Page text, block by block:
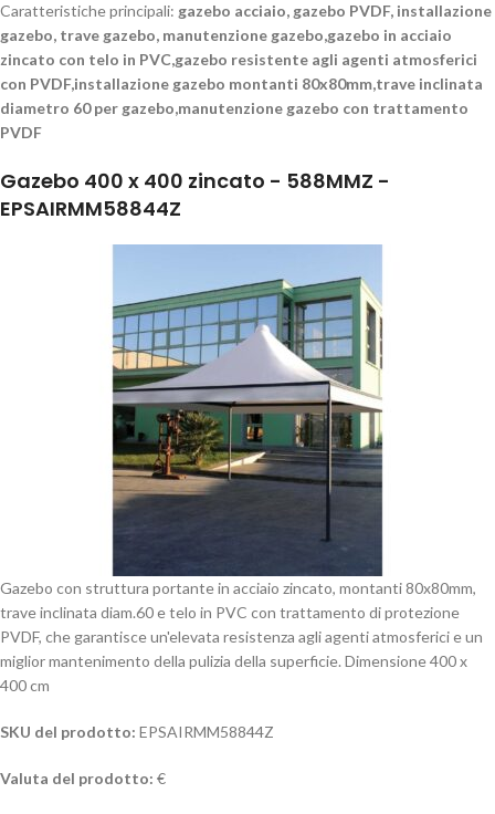
Caratteristiche principali: gazebo acciaio, gazebo PVDF, installazione
gazebo, trave gazebo, manutenzione gazebo,gazebo in acciaio
zincato con telo in PVC,gazebo resistente agli agenti atmosferici
con PVDF,installazione gazebo montanti 80x80mm,trave inclinata
diametro 60 per gazebo,manutenzione gazebo con trattamento
PVDF
Gazebo 400 x 400 zincato - 588MMZ -
EPSAIRMM58844Z
Gazebo con struttura portante in acciaio zincato, montanti 80x80mm,
trave inclinata diam.60 e telo in PVC con trattamento di protezione
PVDF, che garantisce un'elevata resistenza agli agenti atmosferici e un
miglior mantenimento della pulizia della superficie. Dimensione 400 x
400 cm
SKU del prodotto: EPSAIRMM58844Z
Valuta del prodotto: €